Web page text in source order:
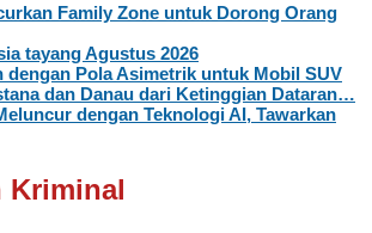
Family Zone untuk Dorong Orang
tayang Agustus 2026
dengan Pola Asimetrik untuk Mobil SUV
dan Danau dari Ketinggian Dataran…
dengan Teknologi AI, Tawarkan
Kriminal